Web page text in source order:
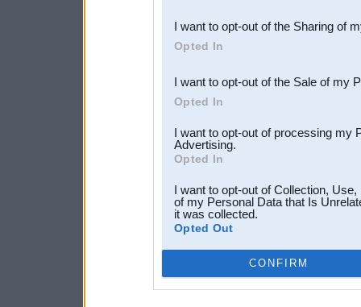
Downstream Participants
third parties.
I want to opt-out of the Sharing of
Opted In
I want to opt-out of the Sale of my
Opted In
I want to opt-out of processing my
Advertising.
Opted In
I want to opt-out of Collection,
of my Personal Data that Is
it was collected.
Opted Out
CONFIRM